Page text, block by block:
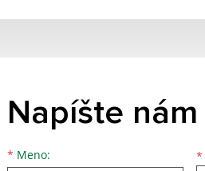
Napíšte nám
* Meno:
Meno
Priezvisko
E-mailová adresa *